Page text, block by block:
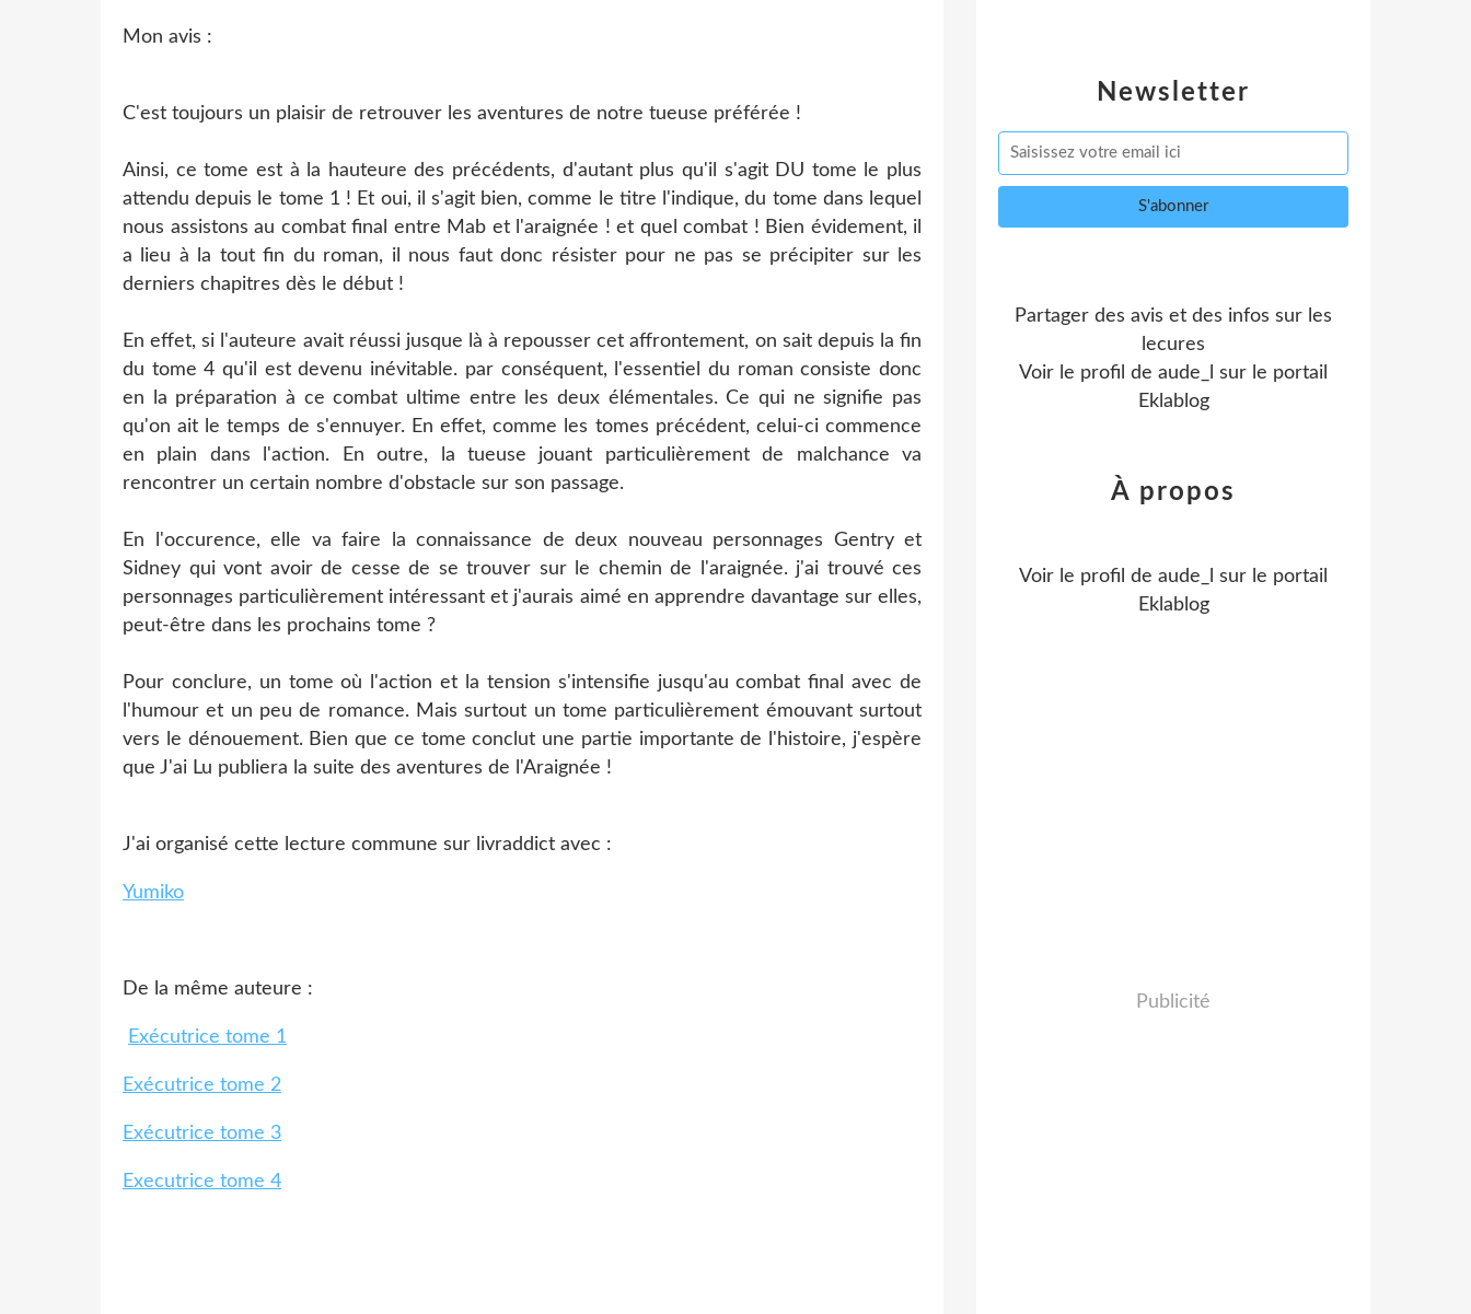
Mon avis :
C'est toujours un plaisir de retrouver les aventures de notre tueuse préférée !
Ainsi, ce tome est à la hauteure des précédents, d'autant plus qu'il s'agit DU tome le plus
attendu depuis le tome 1 ! Et oui, il s'agit bien, comme le titre l'indique, du tome dans lequel
nous assistons au combat final entre Mab et l'araignée ! et quel combat ! Bien évidement, il
a lieu à la tout fin du roman, il nous faut donc résister pour ne pas se précipiter sur les
derniers chapitres dès le début !
En effet, si l'auteure avait réussi jusque là à repousser cet affrontement, on sait depuis la fin
du tome 4 qu'il est devenu inévitable. par conséquent, l'essentiel du roman consiste donc
en la préparation à ce combat ultime entre les deux élémentales. Ce qui ne signifie pas
qu'on ait le temps de s'ennuyer. En effet, comme les tomes précédent, celui-ci commence
en plain dans l'action. En outre, la tueuse jouant particulièrement de malchance va
rencontrer un certain nombre d'obstacle sur son passage.
En l'occurence, elle va faire la connaissance de deux nouveau personnages Gentry et
Sidney qui vont avoir de cesse de se trouver sur le chemin de l'araignée. j'ai trouvé ces
personnages particulièrement intéressant et j'aurais aimé en apprendre davantage sur elles,
peut-être dans les prochains tome ?
Pour conclure, un tome où l'action et la tension s'intensifie jusqu'au combat final avec de
l'humour et un peu de romance. Mais surtout un tome particulièrement émouvant surtout
vers le dénouement. Bien que ce tome conclut une partie importante de l'histoire, j'espère
que J'ai Lu publiera la suite des aventures de l'Araignée !
J'ai organisé cette lecture commune sur livraddict avec :
Yumiko
De la même auteure :
Exécutrice tome 1
Exécutrice tome 2
Exécutrice tome 3
Executrice tome 4
Newsletter
Partager des avis et des infos sur les
lecures
Voir le profil de aude_l
sur le portail
Eklablog
À propos
Voir le profil de aude_l
sur le portail
Eklablog
Publicité